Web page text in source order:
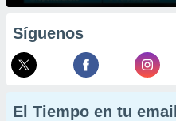
Síguenos
El Tiempo en tu email